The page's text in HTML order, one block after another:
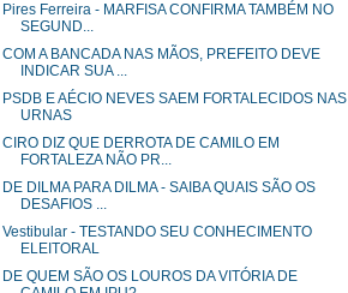
Pires Ferreira - MARFISA CONFIRMA TAMBÉM NO
SEGUND...
COM A BANCADA NAS MÃOS, PREFEITO DEVE
INDICAR SUA ...
PSDB E AÉCIO NEVES SAEM FORTALECIDOS NAS
URNAS
CIRO DIZ QUE DERROTA DE CAMILO EM
FORTALEZA NÃO PR...
DE DILMA PARA DILMA - SAIBA QUAIS SÃO OS
DESAFIOS ...
Vestibular - TESTANDO SEU CONHECIMENTO
ELEITORAL
DE QUEM SÃO OS LOUROS DA VITÓRIA DE